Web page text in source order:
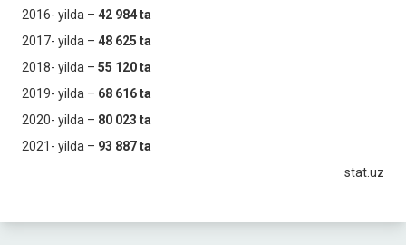
2016- yilda – 42 984 ta
2017- yilda – 48 625 ta
2018- yilda – 55 120 ta
2019- yilda – 68 616 ta
2020- yilda – 80 023 ta
2021- yilda – 93 887 ta
stat.uz